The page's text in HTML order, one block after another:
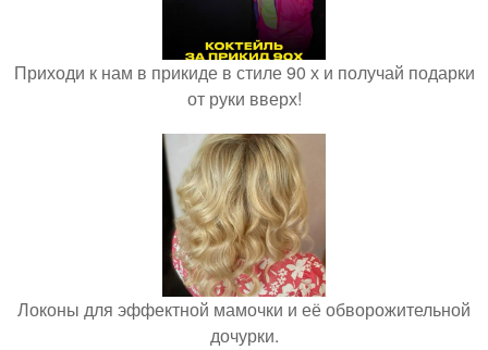
Приходи к нам в прикиде в стиле 90 х и получай подарки
от руки вверх!
Локоны для эффектной мамочки и её обворожительной
дочурки.